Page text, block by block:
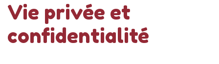
Vie privée et
confidentialité